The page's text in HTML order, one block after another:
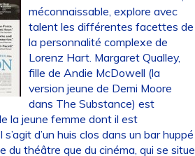
méconnaissable, explore avec
talent les différentes facettes de
la personnalité complexe de
Lorenz Hart. Margaret Qualley,
fille de Andie McDowell (la
version jeune de Demi Moore
dans The Substance) est
la jeune femme dont il est
d’un huis clos dans un bar huppé
du théâtre que du cinéma, qui se situe